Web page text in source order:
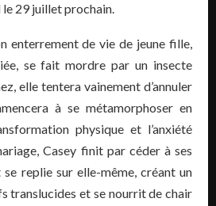
29 juillet prochain.
enterrement de vie de jeune fille,
se fait mordre par un insecte
elle tentera vainement d’annuler
à se métamorphoser en
physique et l’anxiété
Casey finit par céder à ses
replie sur elle-même, créant un
translucides et se nourrit de chair